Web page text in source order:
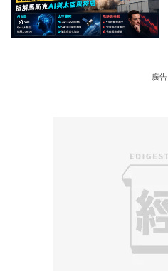
廣告